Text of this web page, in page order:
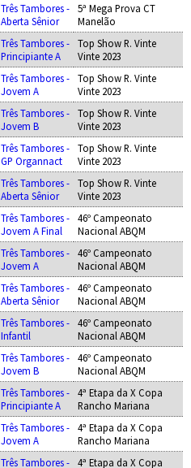
Três Tambores -
Aberta Sênior
5ª Mega Prova CT
Manelão
Três Tambores -
Principiante A
Top Show R. Vinte
Vinte 2023
Três Tambores -
Jovem A
Top Show R. Vinte
Vinte 2023
Três Tambores -
Jovem B
Top Show R. Vinte
Vinte 2023
Três Tambores -
GP Organnact
Top Show R. Vinte
Vinte 2023
Três Tambores -
Aberta Sênior
Top Show R. Vinte
Vinte 2023
Três Tambores -
Jovem A Final
46º Campeonato
Nacional ABQM
Três Tambores -
Jovem A
46º Campeonato
Nacional ABQM
Três Tambores -
Aberta Sênior
46º Campeonato
Nacional ABQM
Três Tambores -
Infantil
46º Campeonato
Nacional ABQM
Três Tambores -
Jovem B
46º Campeonato
Nacional ABQM
Três Tambores -
Principiante A
4ª Etapa da X Copa
Rancho Mariana
Três Tambores -
Jovem A
4ª Etapa da X Copa
Rancho Mariana
Três Tambores -
4ª Etapa da X Copa